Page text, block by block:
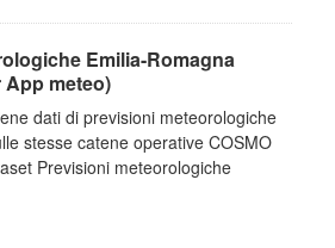
Emilia-Romagna
meteo)
dati di previsioni meteorologiche
stesse catene operative COSMO
Previsioni meteorologiche